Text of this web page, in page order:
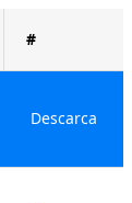
#
Descarca